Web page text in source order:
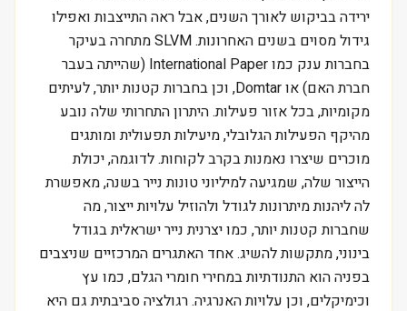
ירידה בביקוש לאורך השנים, אבל ראה התייצבות ואפילו
גידול מסוים בשנים האחרונות. SLVM מתחרה בעיקר
בחברות ענק כמו International Paper (שהייתה בעבר
חברת האם) או Domtar, וכן בחברות קטנות יותר, לעיתים
מקומיות, בכל אזור פעילות. היתרון התחרותי שלה נובע
מהיקף הפעילות הגלובלי, מיעילות תפעולית ומותגים
מוכרים שיצרו נאמנות בקרב לקוחות. לדוגמה, יכולת
הייצור שלה, שמגיעה למיליוני טונות נייר בשנה, מאפשרת
לה ליהנות מיתרונות לגודל ולהוזיל עלויות ייצור, מה
שחברות קטנות יותר, כמו יצרנית נייר ישראלית בגודל
בינוני, מתקשות להשיג. אחד האתגרים המרכזיים שניצבים
בפניה הוא התנודתיות במחירי חומרי הגלם, כמו עץ
וכימיקלים, וכן עלויות האנרגיה. רגולציה סביבתית גם היא